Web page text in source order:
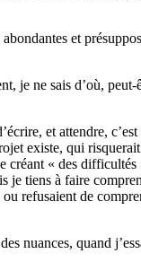
et
je ne sais d’où,
et attendre,
existe, qui
« des
tiens à faire
refusaient de
nuances, quand